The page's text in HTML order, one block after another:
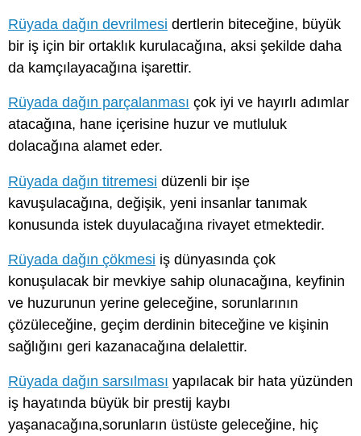
Rüyada dağın devrilmesi dertlerin biteceğine, büyük
bir iş için bir ortaklık kurulacağına, aksi şekilde daha
da kamçılayacağına işarettir.
Rüyada dağın parçalanması çok iyi ve hayırlı adımlar
atacağına, hane içerisine huzur ve mutluluk
dolacağına alamet eder.
Rüyada dağın titremesi düzenli bir işe
kavuşulacağına, değişik, yeni insanlar tanımak
konusunda istek duyulacağına rivayet etmektedir.
Rüyada dağın çökmesi iş dünyasında çok
konuşulacak bir mevkiye sahip olunacağına, keyfinin
ve huzurunun yerine geleceğine, sorunlarının
çözüleceğine, geçim derdinin biteceğine ve kişinin
sağlığını geri kazanacağına delalettir.
Rüyada dağın sarsılması yapılacak bir hata yüzünden
iş hayatında büyük bir prestij kaybı
yaşanacağına,sorunların üstüste geleceğine, hiç